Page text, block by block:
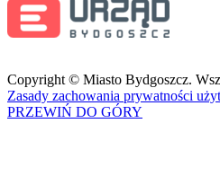
Copyright © Miasto Bydgoszcz.
Zasady zachowania prywatności
PRZEWIŃ DO GÓRY